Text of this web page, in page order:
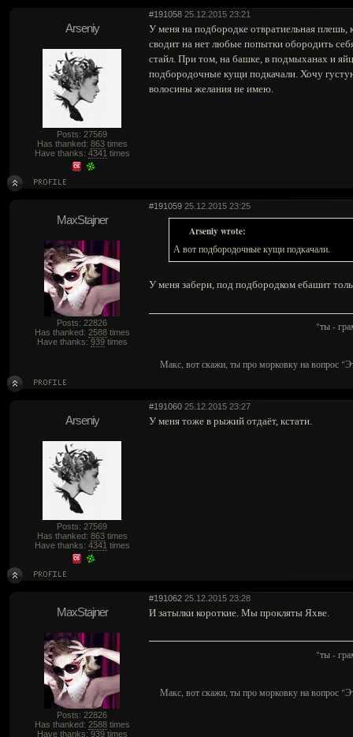
#191058 25.12.2015 23:21
Arseniy
Posts: 27569
Has thanked: 863times
Have thanks: 4341 times
У меня на подбородке отвратиельная плешь,
сводит на нет любые попытки обородить
стайл. При том, на башке, в подмыханах и
подбородочные кущи подкачали. Хочу
волосины желания не имею.
#191059 25.12.2015 23:25
MaxStajner
Posts: 22826
Has thanked: 2588times
Have thanks: 939times
Arseniy wrote:
А вот подбородочные кущи подкачали.
У меня забери, под подбородком ебашит
"ты -
Макс, вот скажи, ты про морковку на вопрос
#191060 25.12.2015 23:27
Arseniy
Posts: 27569
Has thanked: 863times
Have thanks: 4341 times
У меня тоже в рыжий отдаёт, кстати.
#191062 25.12.2015 23:28
MaxStajner
Posts: 22826
Has thanked: 2588times
Have thanks: 939times
И затылки короткие. Мы прокляты Яхве.
"ты -
Макс, вот скажи, ты про морковку на вопрос